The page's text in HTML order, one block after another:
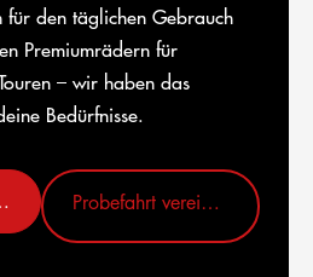
den täglichen Gebrauch
Premiumrädern für
– wir haben das
Bedürfnisse.
Probefahrt vereinbaren